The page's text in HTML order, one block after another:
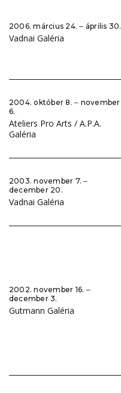
2006. március 24. ‒ április 30.
Vadnai Galéria
2004. október 8. ‒ november
6.
Ateliers Pro Arts / A.P.A.
Galéria
2003. november 7. ‒
december 20.
Vadnai Galéria
2002. november 16. ‒
december 3.
Gutmann Galéria